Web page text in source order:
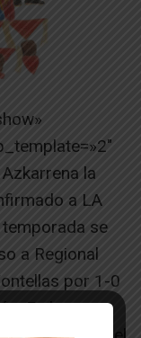
la
a LA
se
a Regional
por 1-0
En las